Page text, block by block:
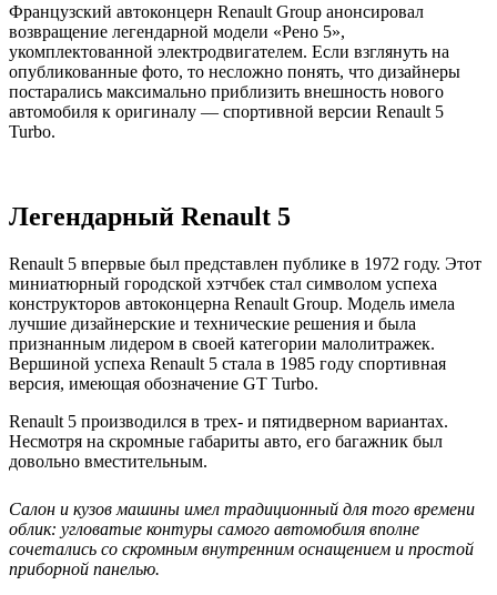
Французский автоконцерн Renault Group анонсировал
возвращение легендарной модели «Рено 5»,
укомплектованной электродвигателем. Если взглянуть на
опубликованные фото, то несложно понять, что дизайнеры
постарались максимально приблизить внешность нового
автомобиля к оригиналу — спортивной версии Renault 5
Turbo.
Легендарный Renault 5
Renault 5 впервые был представлен публике в 1972 году. Этот
миниатюрный городской хэтчбек стал символом успеха
конструкторов автоконцерна Renault Group. Модель имела
лучшие дизайнерские и технические решения и была
признанным лидером в своей категории малолитражек.
Вершиной успеха Renault 5 стала в 1985 году спортивная
версия, имеющая обозначение GT Turbo.
Renault 5 производился в трех- и пятидверном вариантах.
Несмотря на скромные габариты авто, его багажник был
довольно вместительным.
Салон и кузов машины имел традиционный для того времени
облик: угловатые контуры самого автомобиля вполне
сочетались со скромным внутренним оснащением и простой
приборной панелью.